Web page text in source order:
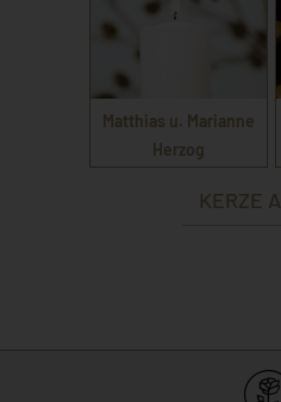
Matthias u. Marianne
Herzog
KERZE